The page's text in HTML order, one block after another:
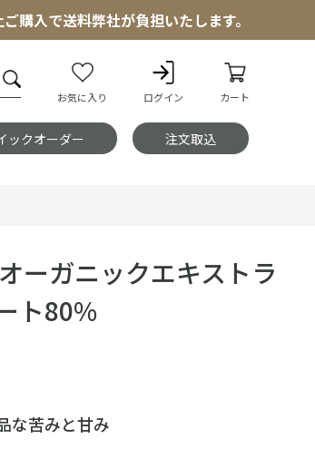
購入で送料弊社が負担いたします。
お気に入り ログイン カート
ックオーダー 注文取込
ーガニックエキストラ
ト80%
な苦みと甘み